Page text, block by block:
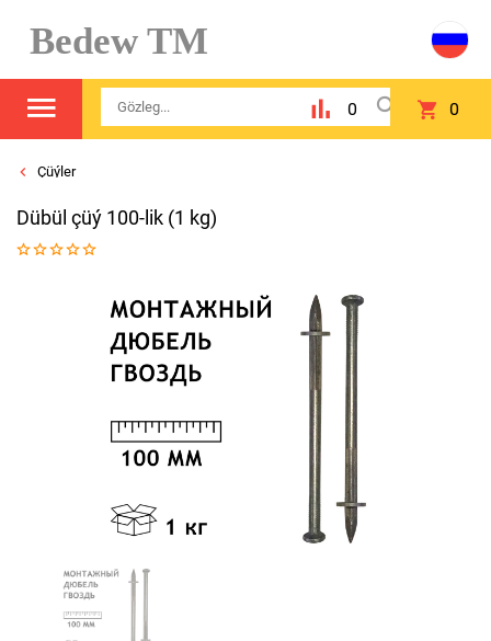
Bedew TM
0 0
Çüýler
Dübül çüý 100-lik (1 kg)